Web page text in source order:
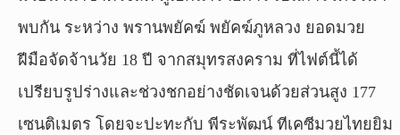
พบกัน ระหว่าง พรานพยัคฆ์ พยัคฆ์ภูหลวง ยอดมวย
ฝีมือจัดจ้านวัย 18 ปี จากสมุทรสงคราม ที่ไฟต์นี้ได้
เปรียบรูปร่างและช่วงชกอย่างชัดเจนด้วยส่วนสูง 177
เซนติเมตร โดยจะปะทะกับ พีระพัฒน์ ทีเคซีมวยไทยยิม